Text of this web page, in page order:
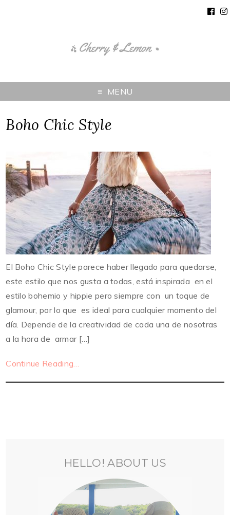
MENU
Boho Chic Style
El Boho Chic Style parece haber llegado para quedarse,
este estilo que nos gusta a todas, está inspirada en el
estilo bohemio y hippie pero siempre con un toque de
glamour, por lo que es ideal para cualquier momento del
día. Depende de la creatividad de cada una de nosotras
a la hora de armar […]
Continue Reading…
HELLO! ABOUT US